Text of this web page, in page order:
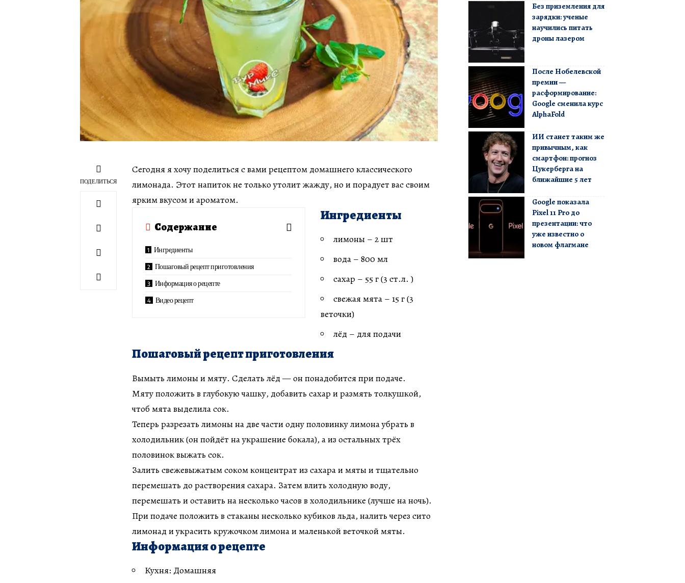
ПОДЕЛИТЬСЯ
Сегодня я хочу поделиться с вами рецептом домашнего классического
лимонада. Этот напиток не только утолит жажду, но и порадует вас своим
ярким вкусом и ароматом.
Содержание
Ингредиенты
Пошаговый рецепт приготовления
Информация о рецепте
Видео рецепт
Ингредиенты
лимоны – 2 шт
вода – 800 мл
сахар – 55 г (3 ст.л. )
свежая мята – 15 г (3
веточки)
лёд – для подачи
Пошаговый рецепт приготовления
Вымыть лимоны и мяту. Сделать лёд — он понадобится при подаче.
Мяту положить в глубокую чашку, добавить сахар и размять толкушкой,
чтоб мята выделила сок.
Теперь разрезать лимоны на две части одну половинку лимона убрать в
холодильник (он пойдёт на украшение бокала), а из остальных трёх
половинок выжать сок.
Залить свежевыжатым соком концентрат из сахара и мяты и тщательно
перемешать до растворения сахара. Затем влить холодную воду,
перемешать и оставить на несколько часов в холодильнике (лучше на ночь).
При подаче положить в стаканы несколько кубиков льда, налить через сито
лимонад и украсить кружочком лимона и маленькой веточкой мяты.
Информация о рецепте
Кухня: Домашняя
Без приземления для
зарядки: ученые
научились питать
дроны лазером
После Нобелевской
премии —
расформирование:
Google сменила курс
AlphaFold
ИИ станет таким же
привычным, как
смартфон: прогноз
Цукерберга на
ближайшие 5 лет
Google показала
Pixel 11 Pro до
презентации: что
уже известно о
новом флагмане